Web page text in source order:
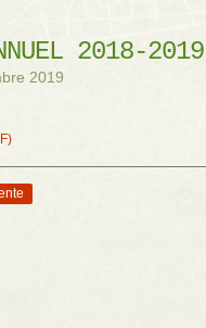
2018-2019
2019